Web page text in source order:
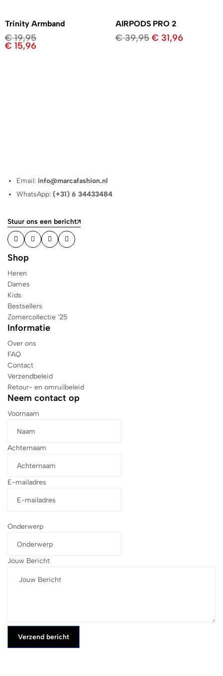
Trinity Armband
€19,95
€ 15,96
AIRPODS PRO 2
€39,95 € 31,96
Email: info@marcafashion.nl
WhatsApp:(+31) 6 34433484
Stuur ons een bericht
Shop
Heren
Dames
Kids
Bestsellers
Zomercollectie '25
Informatie
Over ons
FAQ
Contact
Verzendbeleid
Retour- en omruilbeleid
Neem contact op
Voornaam
Achternaam
E-mailadres
Onderwerp
Jouw Bericht
Verzend bericht